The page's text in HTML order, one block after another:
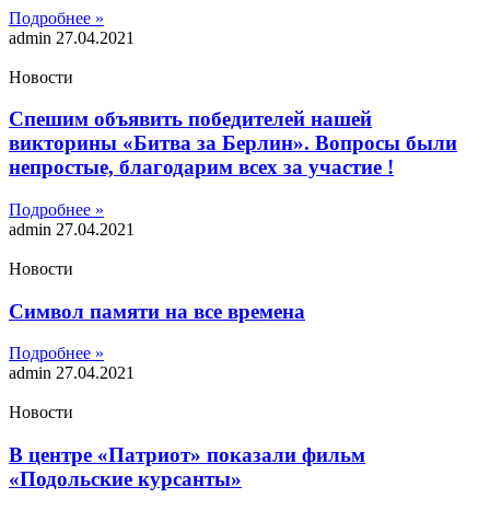
Подробнее »
admin 27.04.2021
Новости
Спешим объявить победителей нашей
викторины «Битва за Берлин». Вопросы были
непростые, благодарим всех за участие !
Подробнее »
admin 27.04.2021
Новости
Символ памяти на все времена
Подробнее »
admin 27.04.2021
Новости
В центре «Патриот» показали фильм
«Подольские курсанты»